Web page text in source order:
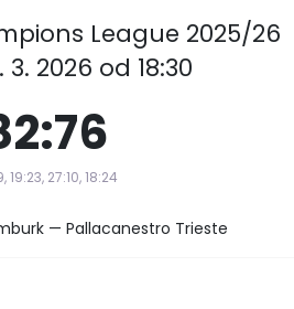
League 2025/26
3. 2026 od 18:30
19:23, 27:10, 18:24
— Pallacanestro Trieste